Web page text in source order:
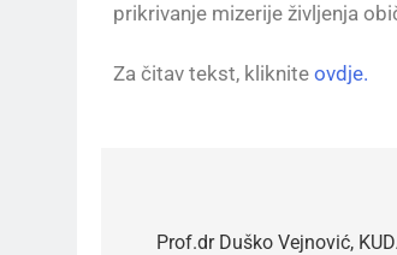
prikrivanje mizerije življenja
Za čitav tekst, kliknite ovdje.
Prof.dr Duško Vejnović,